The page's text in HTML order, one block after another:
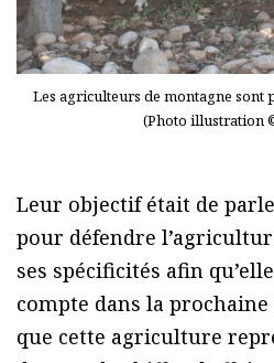
Les agriculteurs de montagne sont
(Photo illustration
Leur objectif était de
pour défendre
ses spécificités afin
compte dans la prochaine
que cette agriculture